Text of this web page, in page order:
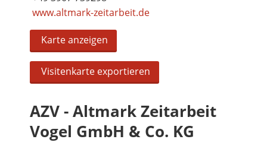
www.altmark-zeitarbeit.de
Karte anzeigen
Visitenkarte exportieren
AZV - Altmark Zeitarbeit
Vogel GmbH & Co. KG